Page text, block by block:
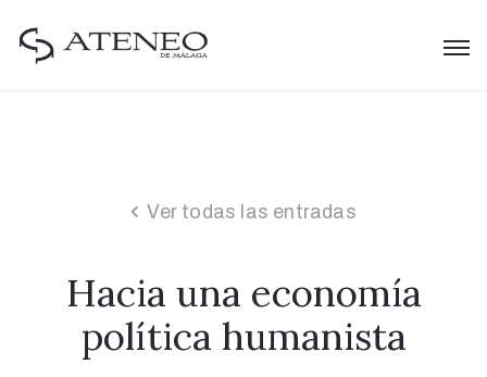
Ver todas las entradas
Hacia una economía
política humanista